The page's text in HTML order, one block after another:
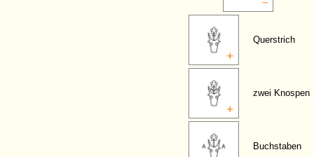
Querstrich
zwei Knospen
Buchstaben